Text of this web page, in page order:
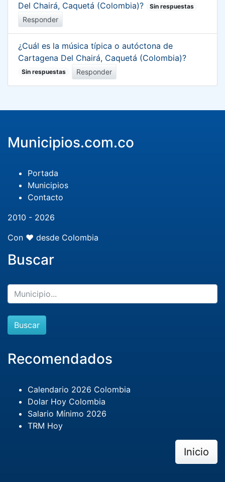
Del Chairá, Caquetá (Colombia)?
Sin respuestas
Responder
¿Cuál es la música típica o autóctona de
Cartagena Del Chairá, Caquetá (Colombia)?
Sin respuestas Responder
Municipios.com.co
Portada
Municipios
Contacto
2010 - 2026
Con ❤️ desde Colombia
Buscar
Buscar
Recomendados
Calendario 2026 Colombia
Dolar Hoy Colombia
Salario Mínimo 2026
TRM Hoy
Inicio